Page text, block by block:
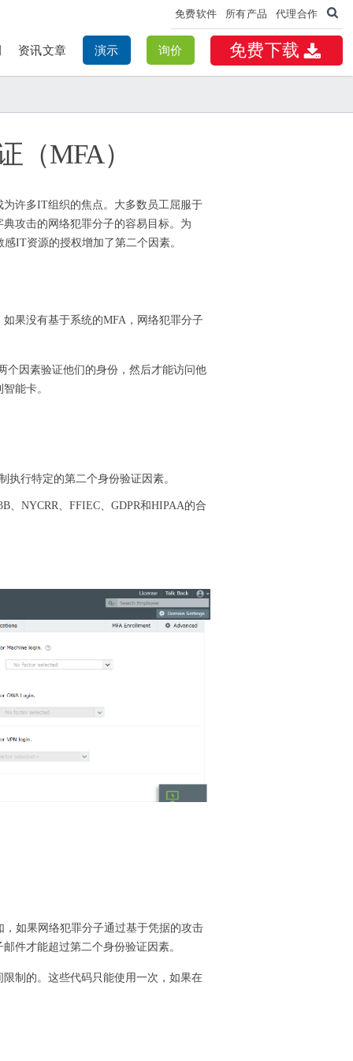
免费软件 所有产品 代理合作
免费下载
资讯文章 演示 询价
（MFA）
为许多IT组织的焦点。大多数员工屈服于
攻击的网络犯罪分子的容易目标。为
IT资源的授权增加了第二个因素。
果没有基于系统的MFA，网络犯罪分子
个因素验证他们的身份，然后才能访问他
能卡。
执行特定的第二个身份验证因素。
、NYCRR、FFIEC、GDPR和HIPAA的合
如果网络犯罪分子通过基于凭据的攻击
件才能超过第二个身份验证因素。
制的。这些代码只能使用一次，如果在